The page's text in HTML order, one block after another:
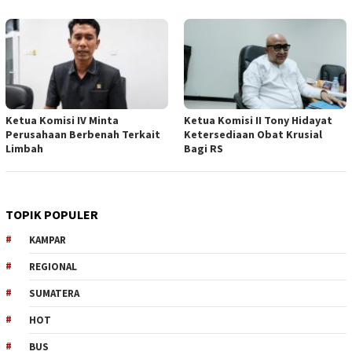
Ketua Komisi IV Minta
Perusahaan Berbenah Terkait
Limbah
Ketua Komisi II Tony Hidayat
Ketersediaan Obat Krusial
Bagi RS
TOPIK POPULER
KAMPAR
REGIONAL
SUMATERA
HOT
BUS